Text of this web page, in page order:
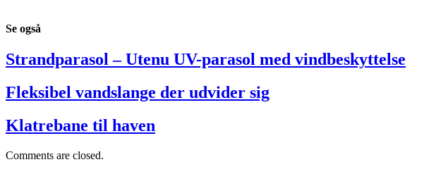
Se også
Strandparasol – Utenu UV-parasol med vindbeskyttelse
Fleksibel vandslange der udvider sig
Klatrebane til haven
Comments are closed.